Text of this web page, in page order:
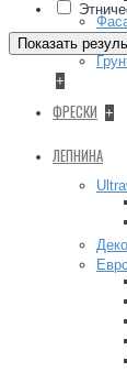
+
ФРЕСКИ +
ЛЕПНИНА
Показать